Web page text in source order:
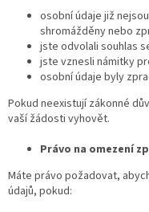
osobní údaje již
shromážděny nebo
jste odvolali souhlas
jste vznesli námitky
osobní údaje byly
Pokud neexistují zákonné
vaší žádosti vyhovět.
Právo na omezení
Máte právo požadovat,
údajů, pokud: